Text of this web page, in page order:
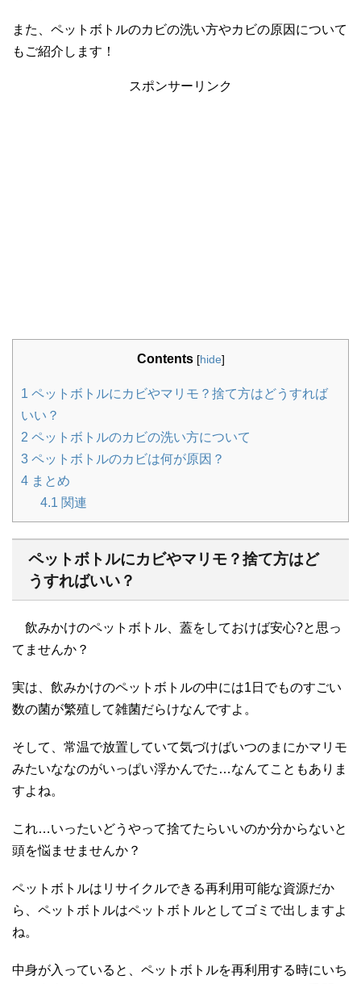
また、ペットボトルのカビの洗い方やカビの原因について
もご紹介します！
スポンサーリンク
Contents [hide]
1 ペットボトルにカビやマリモ？捨て方はどうすれば
いい？
2 ペットボトルのカビの洗い方について
3 ペットボトルのカビは何が原因？
4 まとめ
4.1 関連
ペットボトルにカビやマリモ？捨て方はど
うすればいい？
飲みかけのペットボトル、蓋をしておけば安心?と思っ
てませんか？
実は、飲みかけのペットボトルの中には1日でものすごい
数の菌が繁殖して雑菌だらけなんですよ。
そして、常温で放置していて気づけばいつのまにかマリモ
みたいななのがいっぱい浮かんでた…なんてこともありま
すよね。
これ…いったいどうやって捨てたらいいのか分からないと
頭を悩ませませんか？
ペットボトルはリサイクルできる再利用可能な資源だか
ら、ペットボトルはペットボトルとしてゴミで出しますよ
ね。
中身が入っていると、ペットボトルを再利用する時にいち